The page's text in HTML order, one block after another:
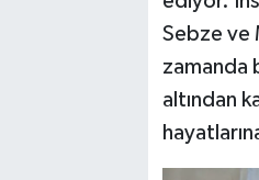
Sebze ve
zamanda
altından